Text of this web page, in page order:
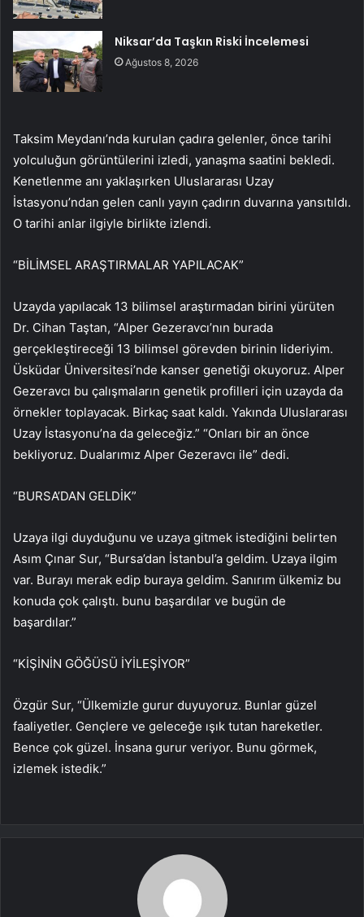
Niksar’da Taşkın Riski İncelemesi
Ağustos 8, 2026
Taksim Meydanı’nda kurulan çadıra gelenler, önce tarihi
yolculuğun görüntülerini izledi, yanaşma saatini bekledi.
Kenetlenme anı yaklaşırken Uluslararası Uzay
İstasyonu’ndan gelen canlı yayın çadırın duvarına yansıtıldı.
O tarihi anlar ilgiyle birlikte izlendi.
“BİLİMSEL ARAŞTIRMALAR YAPILACAK”
Uzayda yapılacak 13 bilimsel araştırmadan birini yürüten
Dr. Cihan Taştan, “Alper Gezeravcı’nın burada
gerçekleştireceği 13 bilimsel görevden birinin lideriyim.
Üsküdar Üniversitesi’nde kanser genetiği okuyoruz. Alper
Gezeravcı bu çalışmaların genetik profilleri için uzayda da
örnekler toplayacak. Birkaç saat kaldı. Yakında Uluslararası
Uzay İstasyonu’na da geleceğiz.” “Onları bir an önce
bekliyoruz. Dualarımız Alper Gezeravcı ile” dedi.
“BURSA’DAN GELDİK”
Uzaya ilgi duyduğunu ve uzaya gitmek istediğini belirten
Asım Çınar Sur, “Bursa’dan İstanbul’a geldim. Uzaya ilgim
var. Burayı merak edip buraya geldim. Sanırım ülkemiz bu
konuda çok çalıştı. bunu başardılar ve bugün de
başardılar.”
“KİŞİNİN GÖĞÜSÜ İYİLEŞİYOR”
Özgür Sur, “Ülkemizle gurur duyuyoruz. Bunlar güzel
faaliyetler. Gençlere ve geleceğe ışık tutan hareketler.
Bence çok güzel. İnsana gurur veriyor. Bunu görmek,
izlemek istedik.”